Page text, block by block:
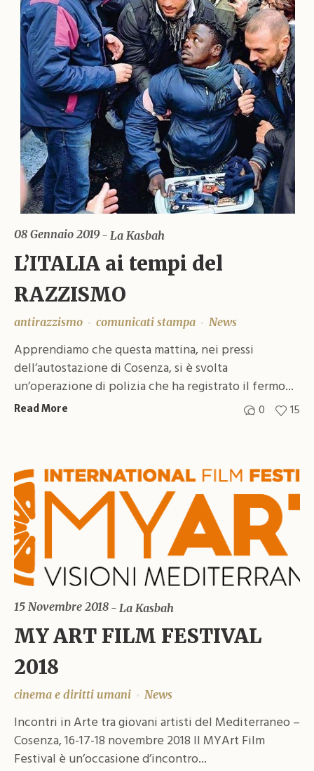
08 Gennaio 2019 La Kasbah
L’ITALIA ai tempi del
RAZZISMO
antirazzismo comunicati stampa News
Apprendiamo che questa mattina, nei pressi
dell’autostazione di Cosenza, si è svolta
un’operazione di polizia che ha registrato il fermo...
0 15
Read More
15 Novembre 2018 La Kasbah
MY ART FILM FESTIVAL
2018
cinema e diritti umani News
Incontri in Arte tra giovani artisti del Mediterraneo –
Cosenza, 16-17-18 novembre 2018 Il MYArt Film
Festival è un’occasione d’incontro...